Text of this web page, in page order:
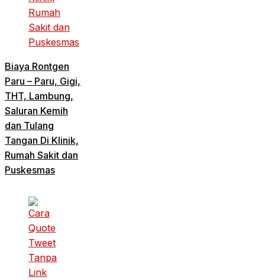
Biaya Rontgen
Paru – Paru, Gigi,
THT, Lambung,
Saluran Kemih
dan Tulang
Tangan Di Klinik,
Rumah Sakit dan
Puskesmas